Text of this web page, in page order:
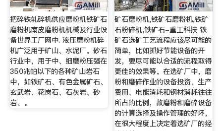
把碎铁轧碎机供应磨粉机铁矿石
磨粉机南皮磨粉机机械及行业设
备世界工厂网中. 液压磨粉机碎
机广泛用于矿山、水泥厂。砂石
行业中，用于中、细磨粉压强在
350兆帕以下的各种矿山岩石
中，如铁矿石、有色金属矿石、
玄武岩、花岗石、石灰岩、砂
岩、。
矿石磨粉机,铁矿石磨粉机,铁矿
石粉碎机,铁矿石-重工科技 铁
矿石选矿工艺流程应该尽可能的
简单，比如抓好节能设备的开
发，要尽可能以合适的流程取得
更佳的效果等。在选矿厂中，磨
粉和磨碎作业的设备投资、生产
费用、电能消耗和钢材消耗往往
所占的比例，故磨粉和磨碎设备
的计算选择及操作管理的好坏，
在很大程度上决定着选矿厂的经